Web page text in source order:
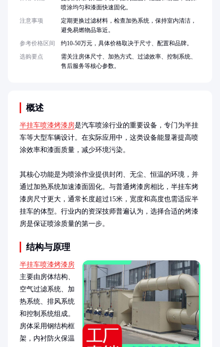
概述
半挂车喷漆烤漆房是汽车喷涂行业的重要设备，专门为半挂
车等大型车辆设计。在实际应用中，这类设备能显著提高喷
涂效率和漆面质量，减少环境污染。
其核心功能是为喷涂作业提供封闭、无尘、恒温的环境，并
通过加热系统加速漆面固化。与普通烤漆房相比，半挂车烤
漆房尺寸更大，通常长度超过15米，宽度和高度也需适应半
挂车的体型。行业内的资深技师普遍认为，选择合适的烤漆
房是保证喷涂质量的第一步。
结构与原理
半挂车喷漆烤漆房
主要由房体结构、
空气过滤系统、加
热系统、排风系统
和控制系统组成。
房体采用钢结构框
架，内衬防火保温
喷涂均匀和漆面快速固化。
注意事项
定期更换过滤材料，检查加热系统，保持室内清洁，
避免易燃物品靠近。
参考价格区间
约10-50万元，具体价格取决于尺寸、配置和品牌。
选购要点
需关注房体尺寸、加热方式、过滤效率、控制系统、
售后服务等核心参数。